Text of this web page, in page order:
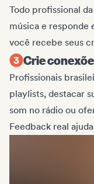
Todo profissional
música e responde
você recebe seus
Crie
Profissionais
playlists, destacar
som no rádio ou
Feedback real